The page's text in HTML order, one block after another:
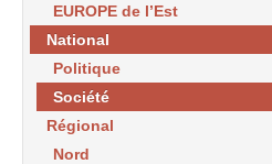
EUROPE de l’Est
National
Politique
Société
Régional
Nord